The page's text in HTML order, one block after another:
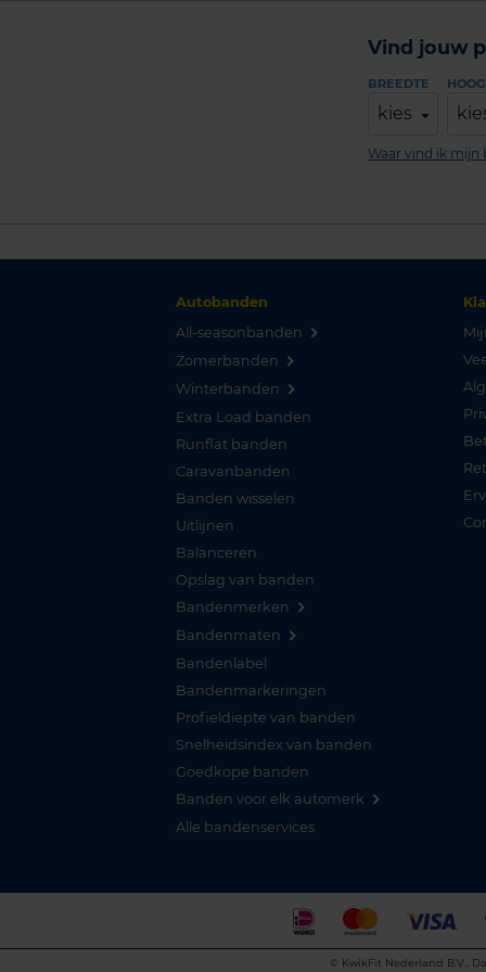
Vind jouw
BREEDTE
kies
Waar vind ik mijn
Autobanden
All-seasonbanden
Zomerbanden
Winterbanden
Extra Load banden
Runflat banden
Caravanbanden
Banden wisselen
Uitlijnen
Balanceren
Opslag van banden
Bandenmerken
Bandenmaten
Bandenlabel
Bandenmarkeringen
Profieldiepte van banden
Snelheidsindex van banden
Goedkope banden
Banden voor elk automerk
Alle bandenservices
© KwikFit Nederland B.V.,